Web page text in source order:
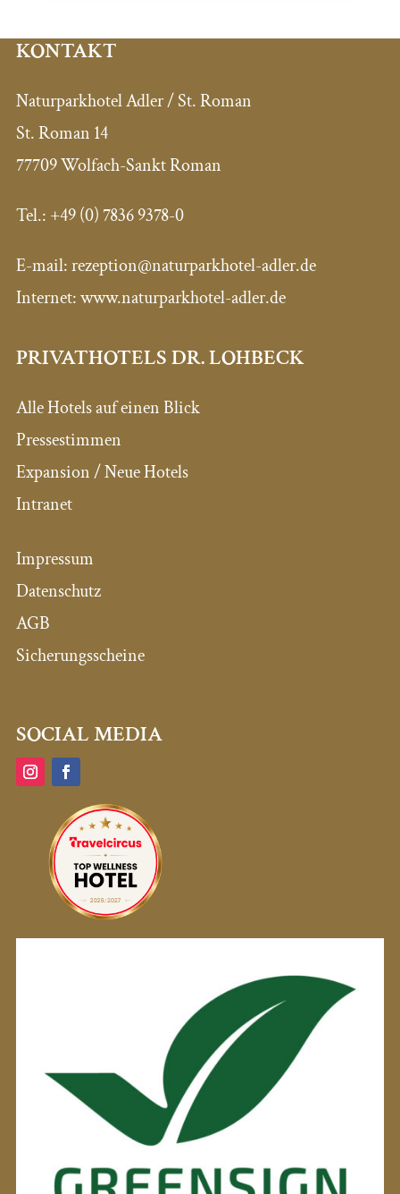
KONTAKT
Naturparkhotel Adler / St. Roman
St. Roman 14
77709 Wolfach-Sankt Roman
Tel.: +49 (0) 7836 9378-0
E-mail:rezeption@naturparkhotel-adler.de
Internet: www.naturparkhotel-adler.de
PRIVATHOTELS DR. LOHBECK
Alle Hotels auf einen Blick
Pressestimmen
Expansion / Neue Hotels
Intranet
Impressum
Datenschutz
AGB
Sicherungsscheine
SOCIAL MEDIA